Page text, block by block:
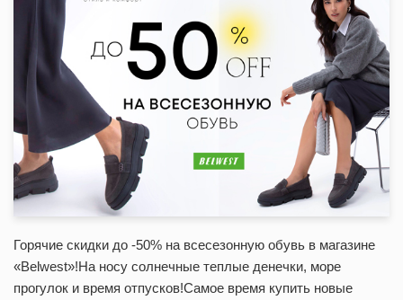
Горячие скидки до -50% на всесезонную обувь в магазине
«Belwest»!На носу солнечные теплые денечки, море
прогулок и время отпусков!Самое время купить новые